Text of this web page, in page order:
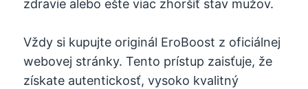
zdravie alebo ešte viac zhoršiť stav mužov.
Vždy si kupujte originál EroBoost z oficiálnej
webovej stránky. Tento prístup zaisťuje, že
získate autentickosť, vysoko kvalitný